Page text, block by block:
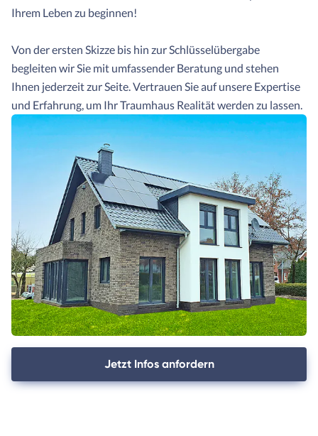
Ihrem Leben zu beginnen!
Von der ersten Skizze bis hin zur Schlüsselübergabe
begleiten wir Sie mit umfassender Beratung und stehen
Ihnen jederzeit zur Seite. Vertrauen Sie auf unsere Expertise
und Erfahrung, um Ihr Traumhaus Realität werden zu lassen.
Jetzt Infos anfordern